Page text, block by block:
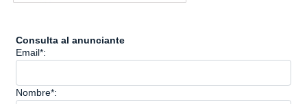
Consulta al anunciante
Email*:
Nombre*: